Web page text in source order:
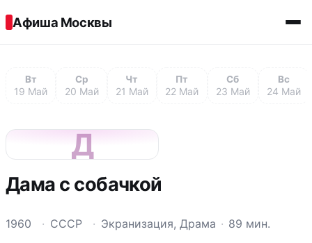
Афиша Москвы
Вт
19 Май
Ср
20 Май
Чт
21 Май
Пт
22 Май
Сб
23 Май
Вс
24 Май
Д
Дама с собачкой
1960 · СССР · Экранизация, Драма · 89 мин.